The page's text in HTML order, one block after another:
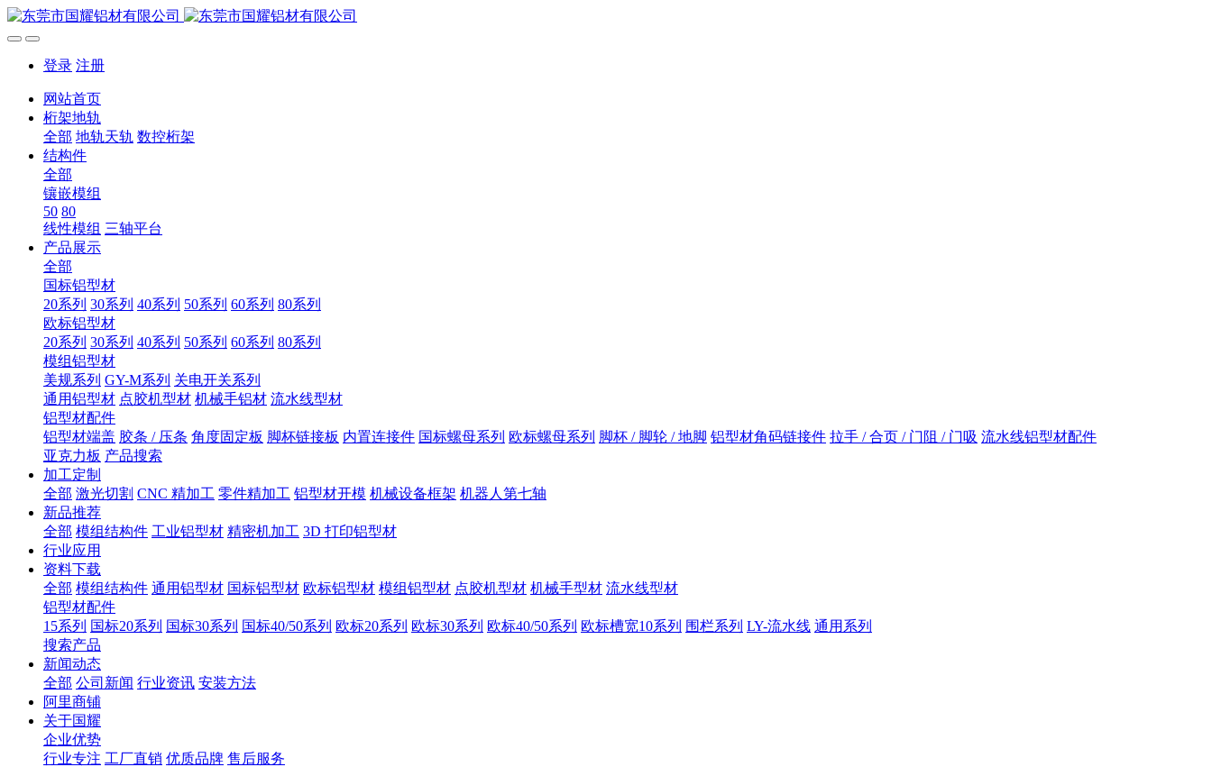
登录 注册
网站首页
桁架地轨
全部 地轨天轨 数控桁架
结构件
全部
镶嵌模组
50 80
线性模组 三轴平台
产品展示
全部
国标铝型材
20系列 30系列 40系列 50系列 60系列 80系列
欧标铝型材
20系列 30系列 40系列 50系列 60系列 80系列
模组铝型材
美规系列 GY-M系列 关电开关系列
通用铝型材 点胶机型材 机械手铝材 流水线型材
铝型材配件
铝型材端盖 胶条 / 压条 角度固定板 脚杯链接板 内置连接件 国标螺母系列 欧标螺母系列 脚杯 / 脚轮 / 地脚 铝型材角码链接件 拉手 / 合页 / 门阻 / 门吸 流水线铝型材配件
亚克力板 产品搜索
加工定制
全部 激光切割 CNC 精加工 零件精加工 铝型材开模 机械设备框架 机器人第七轴
新品推荐
全部 模组结构件 工业铝型材 精密机加工 3D 打印铝型材
行业应用
资料下载
全部 模组结构件 通用铝型材 国标铝型材 欧标铝型材 模组铝型材 点胶机型材 机械手型材 流水线型材
铝型材配件
15系列 国标20系列 国标30系列 国标40/50系列 欧标20系列 欧标30系列 欧标40/50系列 欧标槽宽10系列 围栏系列 LY-流水线 通用系列
搜索产品
新闻动态
全部 公司新闻 行业资讯 安装方法
阿里商铺
关于国耀
企业优势
行业专注 工厂直销 优质品牌 售后服务